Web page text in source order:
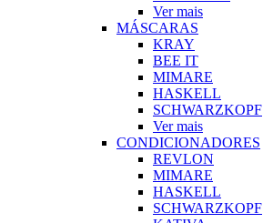
Ver mais
MÁSCARAS
KRAY
BEE IT
MIMARE
HASKELL
SCHWARZKOPF
Ver mais
CONDICIONADORES
REVLON
MIMARE
HASKELL
SCHWARZKOPF